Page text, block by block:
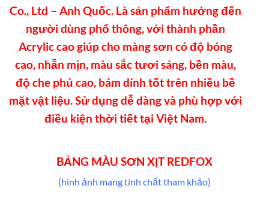
Co., Ltd – Anh Quốc. Là sản phẩm hướng đến
người dùng phổ thông, với thành phần
Acrylic cao giúp cho màng sơn có độ bóng
cao, nhẵn mịn, màu sắc tươi sáng, bền màu,
độ che phủ cao, bám dính tốt trên nhiều bề
mặt vật liệu. Sử dụng dễ dàng và phù hợp với
điều kiện thời tiết tại Việt Nam.
BẢNG MÀU SƠN XỊT REDFOX
(hình ảnh mang tính chất tham khảo)